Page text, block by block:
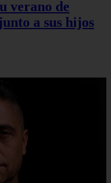
verano de
a sus hijos